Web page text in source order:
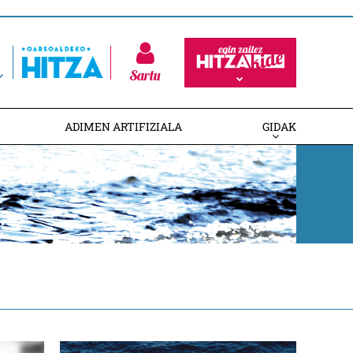
Sartu
ADIMEN ARTIFIZIALA GIDAK